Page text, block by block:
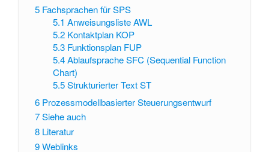
5 Fachsprachen für SPS
5.1 Anweisungsliste AWL
5.2 Kontaktplan KOP
5.3 Funktionsplan FUP
5.4 Ablaufsprache SFC (Sequential Function
Chart)
5.5 Strukturierter Text ST
6 Prozessmodellbasierter Steuerungsentwurf
7Siehe auch
8 Literatur
9Weblinks